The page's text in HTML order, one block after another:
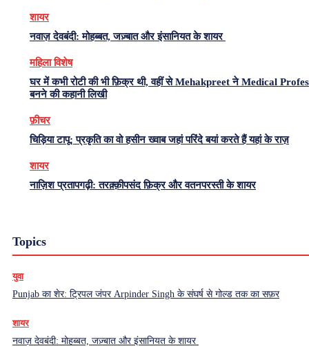
शायर
नवाज़ देवबंदी: मोहब्बत, जज़्बात और इंसानियत के शायर
महिला विशेष
घर में कभी रोटी की भी फ़िक्र थी, वहीं से Mehakpreet ने Medical
बनने की कहानी लिखी
फ़ीचर
चिड़िया टापू: प्रकृति का वो हसीन ख्वाब जहां परिंदे बयां करते हैं यहां के राज़
शायर
नाज़िश प्रतापगढ़ी: तरक़्क़ीपसंद फ़िक्र और वतनपरस्ती के शायर
Topics
युवा
Punjab का शेर: ट्रिपल जंपर Arpinder Singh के संघर्ष से गोल्ड तक का सफ़र
शायर
नवाज़ देवबंदी: मोहब्बत, जज़्बात और इंसानियत के शायर